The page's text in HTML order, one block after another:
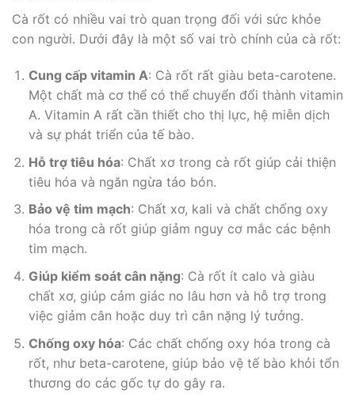
Cà rốt có nhiều vai trò quan trọng đối với sức khỏe
con người. Dưới đây là một số vai trò chính của cà rốt:
Cung cấp vitamin A: Cà rốt rất giàu beta-carotene.
Một chất mà cơ thể có thể chuyển đổi thành vitamin
A. Vitamin A rất cần thiết cho thị lực, hệ miễn dịch
và sự phát triển của tế bào.
Hỗ trợ tiêu hóa: Chất xơ trong cà rốt giúp cải thiện
tiêu hóa và ngăn ngừa táo bón.
Bảo vệ tim mạch: Chất xơ, kali và chất chống oxy
hóa trong cà rốt giúp giảm nguy cơ mắc các bệnh
tim mạch.
Giúp kiểm soát cân nặng: Cà rốt ít calo và giàu
chất xơ, giúp cảm giác no lâu hơn và hỗ trợ trong
việc giảm cân hoặc duy trì cân nặng lý tưởng.
Chống oxy hóa: Các chất chống oxy hóa trong cà
rốt, như beta-carotene, giúp bảo vệ tế bào khỏi tổn
thương do các gốc tự do gây ra.